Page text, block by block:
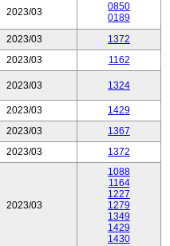
2023/03
0850
0189
2023/03
1372
2023/03
1162
2023/03 1324
2023/03
1429
2023/03
1367
2023/03 1372
2023/03
1088
1164
1227
1279
1349
1429
1430